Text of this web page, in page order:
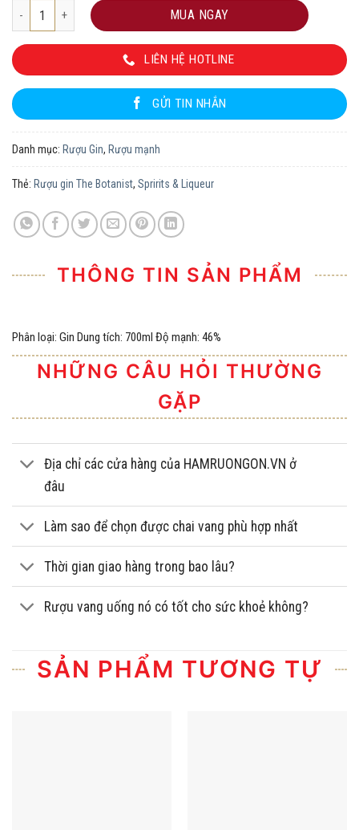
Rượu gin The Botanist số lượng MUA NGAY
LIÊN HỆ HOTLINE
GỬI TIN NHẮN
Danh mục: Rượu Gin, Rượu mạnh
Thẻ: Rượu gin The Botanist, Spririts & Liqueur
THÔNG TIN SẢN PHẨM
Phân loại: Gin Dung tích: 700ml Độ mạnh: 46%
NHỮNG CÂU HỎI THƯỜNG
GẶP
Địa chỉ các cửa hàng của HAMRUONGON.VN ở
đâu
Làm sao để chọn được chai vang phù hợp nhất
Thời gian giao hàng trong bao lâu?
Rượu vang uống nó có tốt cho sức khoẻ không?
SẢN PHẨM TƯƠNG TỰ